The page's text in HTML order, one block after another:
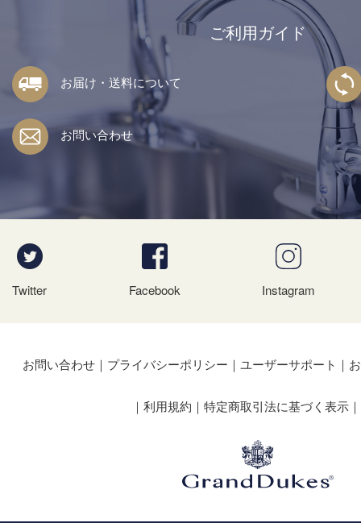
ご利用ガイド
お届け・送料について
お問い合わせ
Twitter Facebook Instagram
お問い合わせ プライバシーポリシー ユーザーサポート
利用規約 特定商取引法に基づく表示